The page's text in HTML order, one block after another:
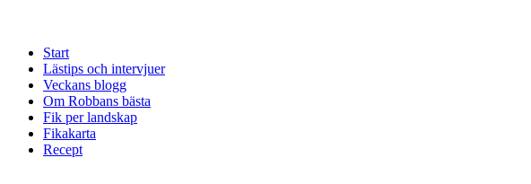
Start
Lästips och intervjuer
Veckans blogg
Om Robbans bästa
Fik per landskap
Fikakarta
Recept